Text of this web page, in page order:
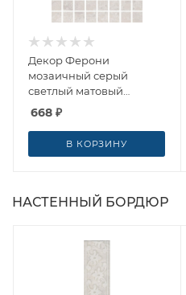
Декор Ферони
мозаичный серый
светлый матовый
(MM8351) 20x30x0.69 от
668 ₽
В КОРЗИНУ
НАСТЕННЫЙ БОРДЮР